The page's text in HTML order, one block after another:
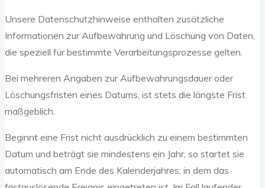
Unsere Datenschutzhinweise enthalten zusätzliche
Informationen zur Aufbewahrung und Löschung von Daten,
die speziell für bestimmte Verarbeitungsprozesse gelten.
Bei mehreren Angaben zur Aufbewahrungsdauer oder
Löschungsfristen eines Datums, ist stets die längste Frist
maßgeblich.
Beginnt eine Frist nicht ausdrücklich zu einem bestimmten
Datum und beträgt sie mindestens ein Jahr, so startet sie
automatisch am Ende des Kalenderjahres, in dem das